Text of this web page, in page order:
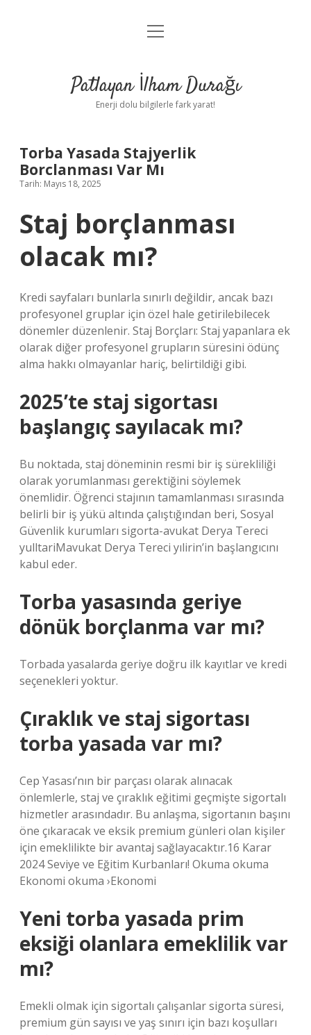
Anasayfa
Yasal Uyarı
menüyü
Patlayan İlham Durağı
Enerji dolu bilgilerle fark yarat!
Torba Yasada Stajyerlik
Borclanması Var Mı
Tarih: Mayıs 18, 2025
Staj borçlanması
olacak mı?
Kredi sayfaları bunlarla sınırlı değildir, ancak bazı
profesyonel gruplar için özel hale getirilebilecek
dönemler düzenlenir. Staj Borçları: Staj yapanlara ek
olarak diğer profesyonel grupların süresini ödünç
alma hakkı olmayanlar hariç, belirtildiği gibi.
2025’te staj sigortası
başlangıç sayılacak mı?
Bu noktada, staj döneminin resmi bir iş sürekliliği
olarak yorumlanması gerektiğini söylemek
önemlidir. Öğrenci stajının tamamlanması sırasında
belirli bir iş yükü altında çalıştığından beri, Sosyal
Güvenlik kurumları sigorta-avukat Derya Tereci
yulltariMavukat Derya Tereci yılirin’in başlangıcını
kabul eder.
Torba yasasında geriye
dönük borçlanma var mı?
Torbada yasalarda geriye doğru ilk kayıtlar ve kredi
seçenekleri yoktur.
Çıraklık ve staj sigortası
torba yasada var mı?
Cep Yasası’nın bir parçası olarak alınacak
önlemlerle, staj ve çıraklık eğitimi geçmişte sigortalı
hizmetler arasındadır. Bu anlaşma, sigortanın başını
öne çıkaracak ve eksik premium günleri olan kişiler
için emeklilikte bir avantaj sağlayacaktır.16 Karar
2024 Seviye ve Eğitim Kurbanları! Okuma okuma
Ekonomi okuma ›Ekonomi
Yeni torba yasada prim
eksiği olanlara emeklilik var
mı?
Emekli olmak için sigortalı çalışanlar sigorta süresi,
premium gün sayısı ve yaş sınırı için bazı koşulları